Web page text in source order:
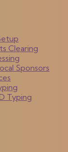
Clearing
Sponsors
Typing